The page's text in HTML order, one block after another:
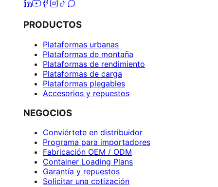
PRODUCTOS
Plataformas urbanas
Plataformas de montaña
Plataformas de rendimiento
Plataformas de carga
Plataformas plegables
Accesorios y repuestos
NEGOCIOS
Conviértete en distribuidor
Programa para importadores
Fabricación OEM / ODM
Container Loading Plans
Garantía y repuestos
Solicitar una cotización